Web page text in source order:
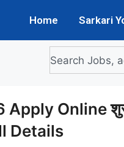
Home Sarkari
Apply Online
Details